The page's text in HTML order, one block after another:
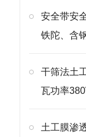
安全带安
铁陀、含
干筛法土
瓦功率
土工膜渗